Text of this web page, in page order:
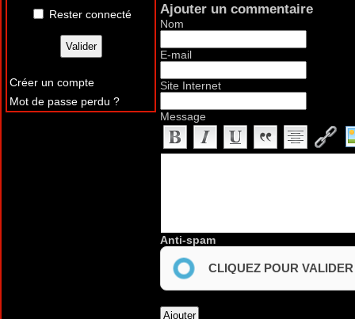
Rester connecté
Créer un compte
Mot de passe perdu ?
Ajouter un commentaire
Nom
E-mail
Site Internet
Message
Anti-spam
CLIQUEZ POUR VALIDER